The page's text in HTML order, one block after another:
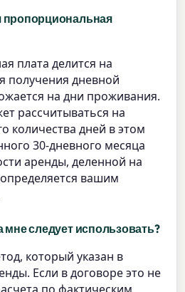
пропорциональная
плата делится на
получения дневной
на дни проживания.
рассчитываться на
количества дней в этом
30-дневного месяца
аренды, деленной на
вашим
мне следует использовать?
который указан в
Если в договоре это не